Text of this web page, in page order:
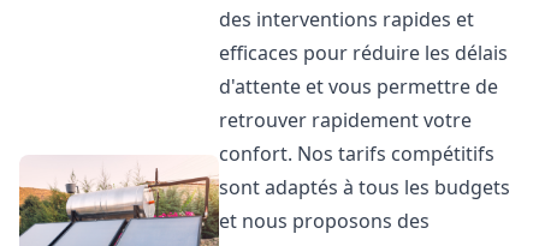
des interventions rapides et
efficaces pour réduire les délais
d'attente et vous permettre de
retrouver rapidement votre
confort. Nos tarifs compétitifs
sont adaptés à tous les budgets
et nous proposons des